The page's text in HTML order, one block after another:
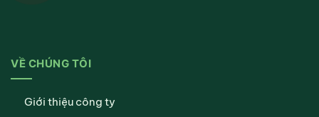
VỀ CHÚNG TÔI
Giới thiệu công ty